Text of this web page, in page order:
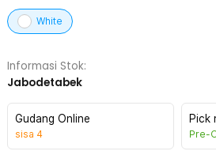
White
Informasi Stok:
Jabodetabek
Gudang Online
sisa 4
Pick
Pre-